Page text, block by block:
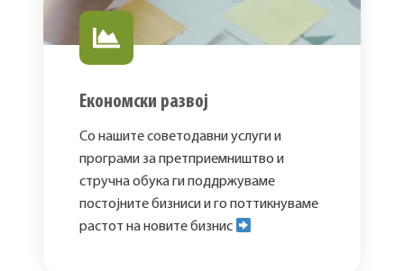
Економски развој
Со нашите советодавни услуги и
програми за претприемништво и
стручна обука ги поддржуваме
постојните бизниси и го поттикнуваме
растот на новите бизнис